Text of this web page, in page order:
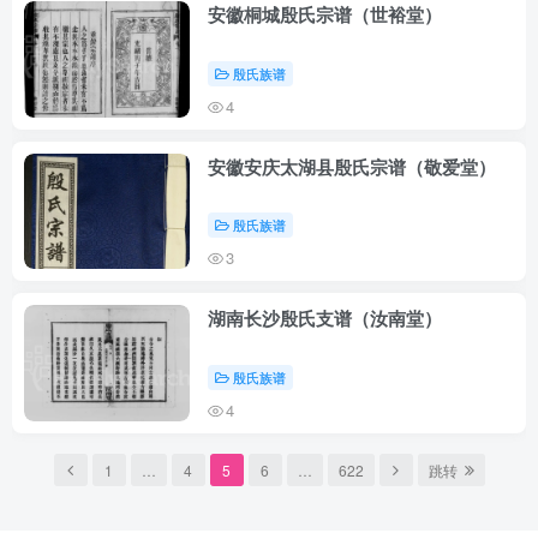
安徽桐城殷氏宗谱（世裕堂）
殷氏族谱
4
安徽安庆太湖县殷氏宗谱（敬爱堂）
殷氏族谱
3
湖南长沙殷氏支谱（汝南堂）
殷氏族谱
4
1 4 5 6 622 跳转